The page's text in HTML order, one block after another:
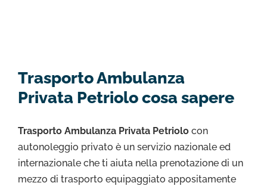
Trasporto Ambulanza
Privata Petriolo cosa sapere
Trasporto Ambulanza Privata Petriolo con
autonoleggio privato è un servizio nazionale ed
internazionale che ti aiuta nella prenotazione di un
mezzo di trasporto equipaggiato appositamente